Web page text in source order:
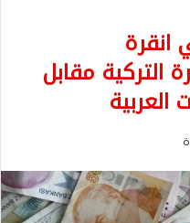
انقرة
التركية مقابل
العربية